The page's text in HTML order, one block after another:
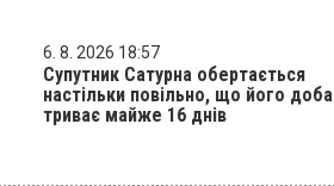
6. 8. 2026 18:57
Супутник Сатурна обертається
настільки повільно, що його доба
триває майже 16 днів